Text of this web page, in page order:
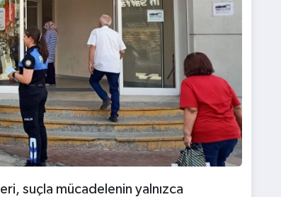
suçla mücadelenin yalnızca